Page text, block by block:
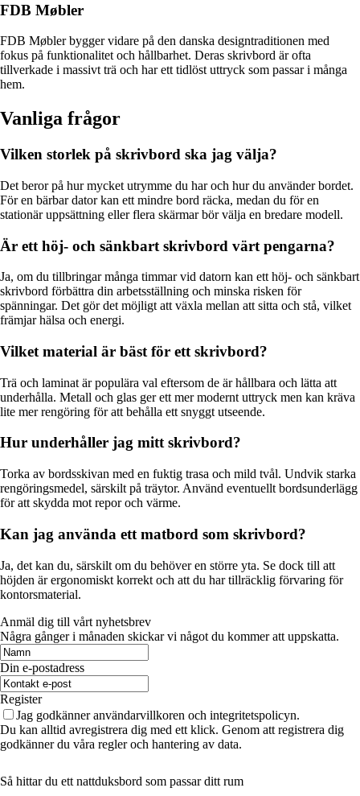
FDB Møbler
FDB Møbler bygger vidare på den danska designtraditionen med
fokus på funktionalitet och hållbarhet. Deras skrivbord är ofta
tillverkade i massivt trä och har ett tidlöst uttryck som passar i många
hem.
Vanliga frågor
Vilken storlek på skrivbord ska jag välja?
Det beror på hur mycket utrymme du har och hur du använder bordet.
För en bärbar dator kan ett mindre bord räcka, medan du för en
stationär uppsättning eller flera skärmar bör välja en bredare modell.
Är ett höj- och sänkbart skrivbord värt pengarna?
Ja, om du tillbringar många timmar vid datorn kan ett höj- och sänkbart
skrivbord förbättra din arbetsställning och minska risken för
spänningar. Det gör det möjligt att växla mellan att sitta och stå, vilket
främjar hälsa och energi.
Vilket material är bäst för ett skrivbord?
Trä och laminat är populära val eftersom de är hållbara och lätta att
underhålla. Metall och glas ger ett mer modernt uttryck men kan kräva
lite mer rengöring för att behålla ett snyggt utseende.
Hur underhåller jag mitt skrivbord?
Torka av bordsskivan med en fuktig trasa och mild tvål. Undvik starka
rengöringsmedel, särskilt på träytor. Använd eventuellt bordsunderlägg
för att skydda mot repor och värme.
Kan jag använda ett matbord som skrivbord?
Ja, det kan du, särskilt om du behöver en större yta. Se dock till att
höjden är ergonomiskt korrekt och att du har tillräcklig förvaring för
kontorsmaterial.
Anmäl dig till vårt nyhetsbrev
Några gånger i månaden skickar vi något du kommer att uppskatta.
Din e-postadress
Register
Jag godkänner användarvillkoren och integritetspolicyn.
Du kan alltid avregistrera dig med ett klick. Genom att registrera dig
godkänner du våra regler och hantering av data.
Så hittar du ett nattduksbord som passar ditt rum